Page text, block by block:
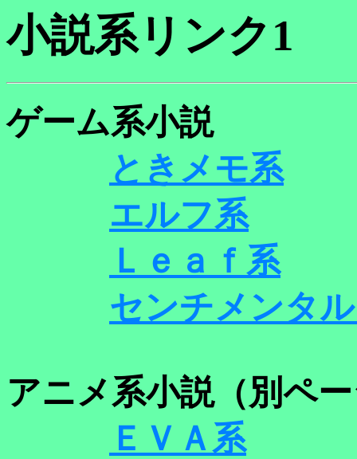
小説系リンク
ゲーム系小説
ときメモ系
エルフ系
Ｌｅａｆ系
センチメンタ
アニメ系小説（別ペ
ＥＶＡ系